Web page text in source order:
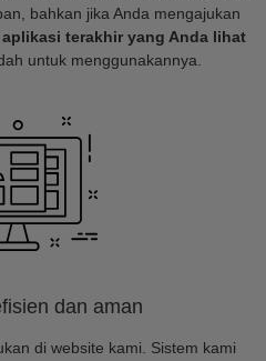
bahkan jika Anda mengajukan
aplikasi terakhir yang Anda lihat
untuk menggunakannya.
dan aman
di website kami. Sistem kami